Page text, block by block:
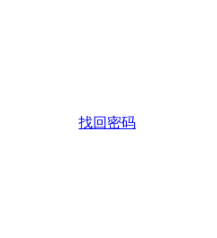
找回密码